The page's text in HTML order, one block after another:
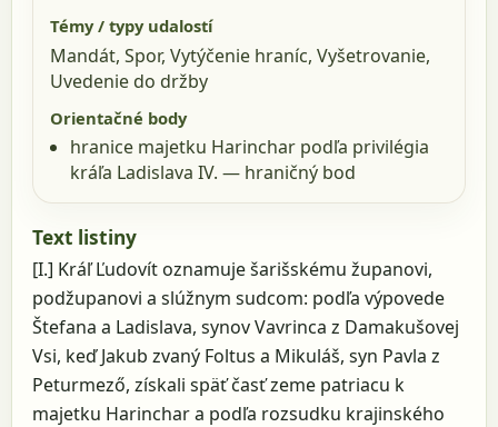
Témy / typy udalostí
Mandát, Spor, Vytýčenie hraníc, Vyšetrovanie,
Uvedenie do držby
Orientačné body
hranice majetku Harinchar podľa privilégia
kráľa Ladislava IV. — hraničný bod
Text listiny
[I.] Kráľ Ľudovít oznamuje šarišskému županovi,
podžupanovi a slúžnym sudcom: podľa výpovede
Štefana a Ladislava, synov Vavrinca z Damakušovej
Vsi, keď Jakub zvaný Foltus a Mikuláš, syn Pavla z
Peturmező, získali späť časť zeme patriacu k
majetku Harinchar a podľa rozsudku krajinského